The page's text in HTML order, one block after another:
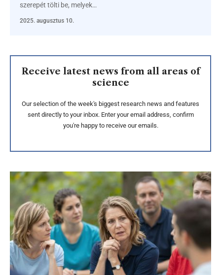
szerepét tölti be, melyek…
2025. augusztus 10.
Receive latest news from all areas of
science
Our selection of the week's biggest research news and features
sent directly to your inbox. Enter your email address, confirm
you're happy to receive our emails.